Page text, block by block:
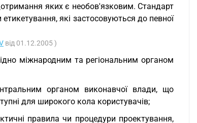
яких є необов'язковим. Стандарт
які застосовуються до певної
від 01.12.2005 )
міжнародним та регіональним органом
органом виконавчої влади, що
для широкого кола користувачів;
правила чи процедури проектування,